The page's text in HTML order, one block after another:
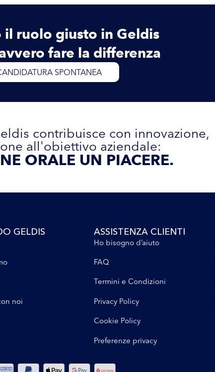
il ruolo giusto in Geldis
fare la differenza
SPONTANEA
contribuisce con innovazione,
all'obiettivo aziendale:
ORALE UN PIACERE.
GELDIS
noi
ASSISTENZA CLIENTI
Ho bisogno d’aiuto
FAQ
Termini e Condizioni
Privacy Policy
Cookie Policy
Preferenze privacy